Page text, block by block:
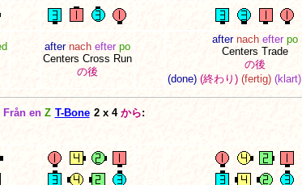
after nach efter po
Centers Cross Run
の後
after nach efter po
Centers Trade
の後
(done) (終わり) (fertig) (klart)
Från en Z T-Bone 2 x 4 から: